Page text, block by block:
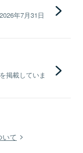
年7月31日
掲載していま
て